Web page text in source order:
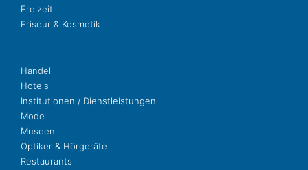
Freizeit
Fri­seur & Kosmetik
Handel
Hotels
Insti­tu­tio­nen / Dienstleistungen
Mode
Museen
Opti­ker & Hörgeräte
Restau­rants